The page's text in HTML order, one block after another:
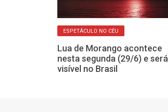
ESPETÁCULO NO CÉU
Lua de Morango acontece
nesta segunda (29/6) e será
visível no Brasil